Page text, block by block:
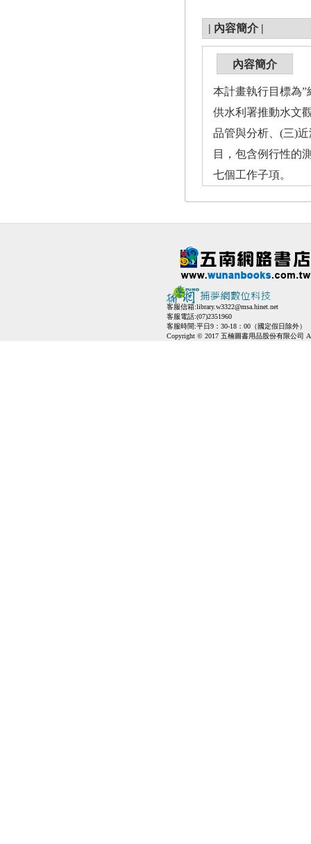
| 內容簡介 |
內容簡介
本計畫執行目標為
供水利署推動水文
品管與分析、(三)
目，包含例行性的
七個工作子項。
客服信箱:library.w3322@msa.hinet.net
客服電話:(07)2351960
客服時間:平日9：30-18：00（國定假日除外）
Copyright © 2017 五楠圖書用品股份有限公司